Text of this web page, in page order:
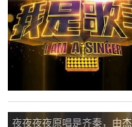
夜夜夜夜原唱是齐秦，由杰